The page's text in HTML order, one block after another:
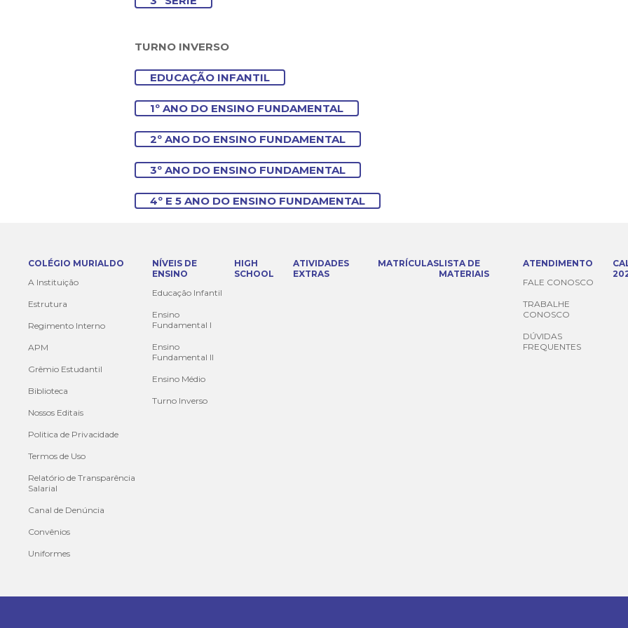
TURNO INVERSO
EDUCAÇÃO INFANTIL
1º ANO DO ENSINO FUNDAMENTAL
2º ANO DO ENSINO FUNDAMENTAL
3º ANO DO ENSINO FUNDAMENTAL
4º E 5 ANO DO ENSINO FUNDAMENTAL
COLÉGIO MURIALDO
A Instituição
Estrutura
Regimento Interno
APM
Grêmio Estudantil
Biblioteca
Nossos Editais
Politica de Privacidade
Termos de Uso
Relatório de Transparência
Salarial
Canal de Denúncia
Convênios
Uniformes
NÍVEIS DE
ENSINO
Educação Infantil
Ensino
Fundamental I
Ensino
Fundamental II
Ensino Médio
Turno Inverso
HIGH
SCHOOL
ATIVIDADES
EXTRAS
MATRÍCULASLISTA DE
MATERIAIS
ATENDIMENTO
FALE CONOSCO
TRABALHE
CONOSCO
DÚVIDAS
FREQUENTES